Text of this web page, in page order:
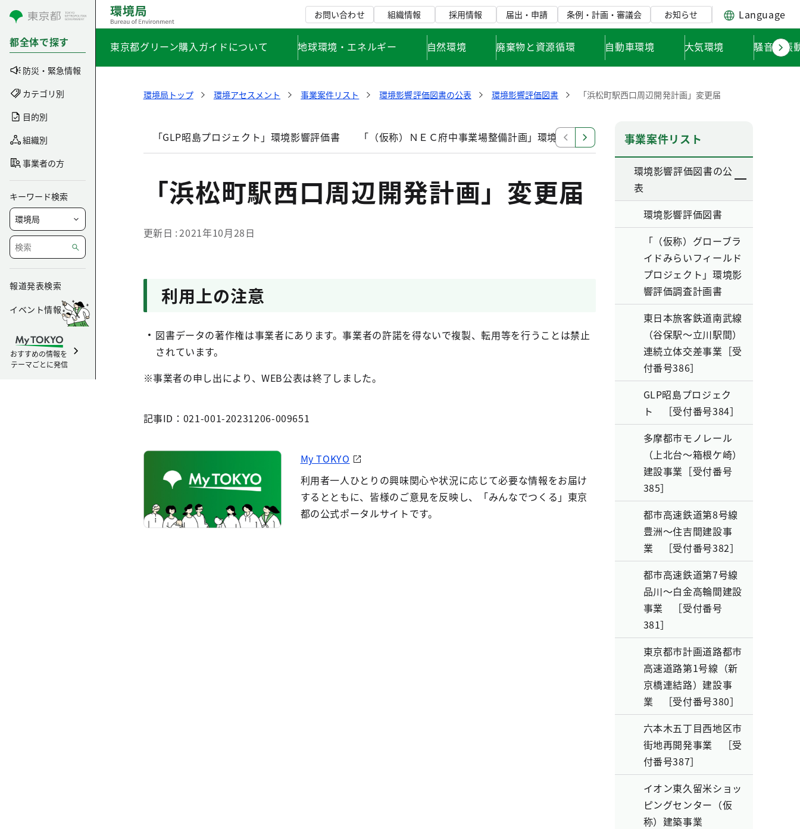
コンテンツにスキップ
都全体で探す
防災・緊急情報
カテゴリ別
目的別
組織別
事業者の方
キーワード検索
報道発表検索
イベント情報
おすすめの情報を
テーマごとに発信
お問い合わせ 組織情報 採用情報 届出・申請 条例・計画・審議会 お知らせ Language
東京都グリーン購入ガイドについて 地球環境・エネルギー 自然環境 廃棄物と資源循環 自動車環境 大気環境 騒音・振
環境局トップ 環境アセスメント 事業案件リスト 環境影響評価図書の公表 環境影響評価図書 「浜松町駅西口周辺開発計画」変更届
「GLP昭島プロジェクト」環境影響評価書 「（仮称）ＮＥＣ府中事業場整備計画」環境影響評価調査計画書 「東日本旅客鉄道南武線（谷
「浜松町駅西口周辺開発計画」変更届
更新日 2021年10月28日
利用上の注意
図書データの著作権は事業者にあります。事業者の許諾を得ないで複製、転用等を行うことは禁止
されています。
※事業者の申し出により、WEB公表は終了しました。
記事ID：021-001-20231206-009651
My TOKYO
利用者一人ひとりの興味関心や状況に応じて必要な情報をお届け
するとともに、皆様のご意見を反映し、「みんなでつくる」東京
都の公式ポータルサイトです。
事業案件リスト
環境影響評価図書の公
表
環境影響評価図書
「（仮称）グローブラ
イドみらいフィールド
プロジェクト」環境影
響評価調査計画書
東日本旅客鉄道南武線
（谷保駅～立川駅間）
連続立体交差事業［受
付番号386］
GLP昭島プロジェク
ト ［受付番号384］
多摩都市モノレール
（上北台～箱根ケ崎）
建設事業［受付番号
385］
都市高速鉄道第8号線
豊洲～住吉間建設事
業 ［受付番号382］
都市高速鉄道第7号線
品川～白金高輪間建設
事業 ［受付番号
381］
東京都市計画道路都市
高速道路第1号線（新
京橋連結路）建設事
業 ［受付番号380］
六本木五丁目西地区市
街地再開発事業 ［受
付番号387］
イオン東久留米ショッ
ピングセンター（仮
称）建築事業